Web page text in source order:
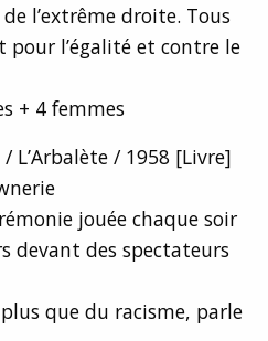
l’extrême droite. Tous
pour l’égalité et contre le
+ 4 femmes
L’Arbalète / 1958 [Livre]
jouée chaque soir
devant des spectateurs
que du racisme, parle